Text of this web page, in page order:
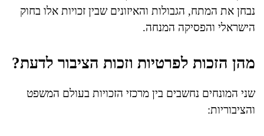
נבחן את המתח, הגבולות והאיזונים שבין זכויות אלו בחוק
הישראלי והפסיקה המנחה.
מהן הזכות לפרטיות וזכות הציבור לדעת?
שני המונחים נחשבים בין מרכזי הזכויות בעולם המשפט
והציבוריות: